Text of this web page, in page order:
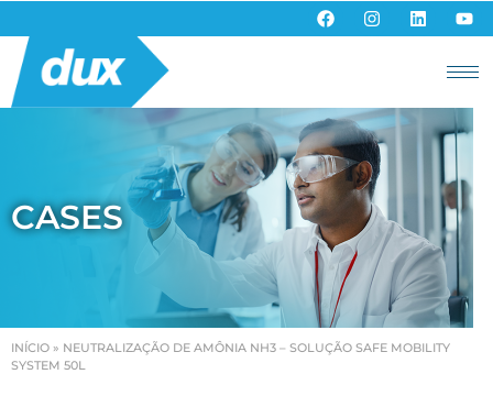
CASES
INÍCIO » NEUTRALIZAÇÃO DE AMÔNIA NH3 – SOLUÇÃO SAFE MOBILITY
SYSTEM 50L